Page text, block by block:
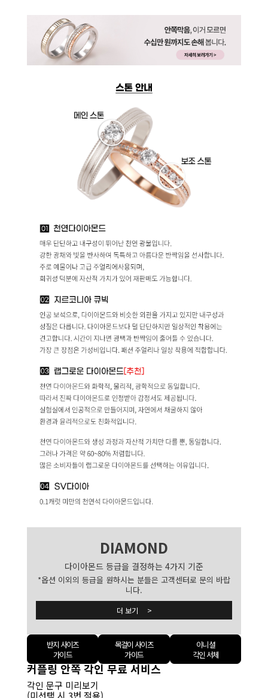
DIAMOND
다이아몬드 등급을 결정하는 4가지 기준
*옵션 이외의 등급을 원하시는 분들은 고객센터로 문의 바랍
니다.
더 보기 >
반지 사이즈
가이드
목걸이 사이즈
가이드
이니셜
각인 서체
커플링 안쪽 각인 무료 서비스
각인 문구 미리보기
(미선택 시 3번 적용)